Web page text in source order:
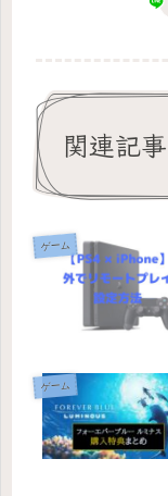
関連記事
ゲーム
ゲーム